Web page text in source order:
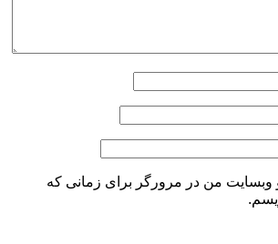
و وبسایت من در مرورگر برای زمانی که